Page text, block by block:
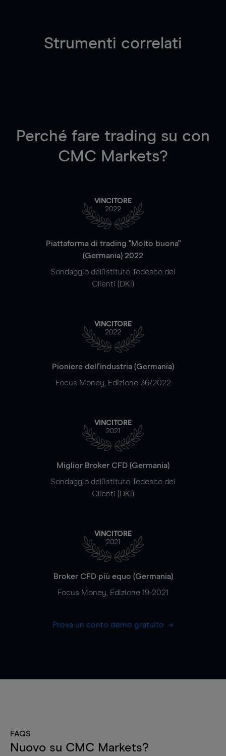
Strumenti correlati
Perché fare trading su con
CMC Markets?
VINCITORE
2022
Piattaforma di trading "Molto buona"
(Germania) 2022
Sondaggio dell'Istituto Tedesco dei
Clienti (DKI)
VINCITORE
2022
Pioniere dell'industria (Germania)
Focus Money, Edizione 36/2022
VINCITORE
2021
Miglior Broker CFD (Germania)
Sondaggio dell'Istituto Tedesco dei
Clienti (DKI)
VINCITORE
2021
Broker CFD più equo (Germania)
Focus Money, Edizione 19-2021
Prova un conto demo gratuito
FAQS
Nuovo su CMC Markets?